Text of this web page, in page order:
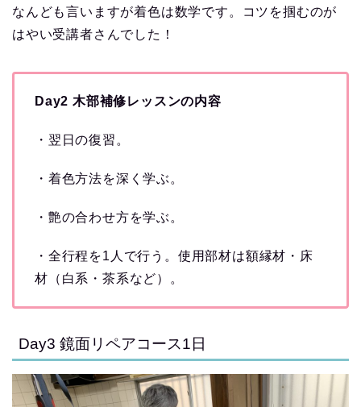
なんども言いますが着色は数学です。コツを掴むのが
はやい受講者さんでした！
Day2 木部補修レッスンの内容
・翌日の復習。
・着色方法を深く学ぶ。
・艶の合わせ方を学ぶ。
・全行程を1人で行う。使用部材は額縁材・床
材（白系・茶系など）。
Day3 鏡面リペアコース1日